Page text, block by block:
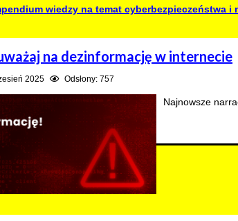
wiedzy na temat cyberbezpieczeństwa
na dezinformację w internecie
2025 Odsłony: 757
Najnowsze